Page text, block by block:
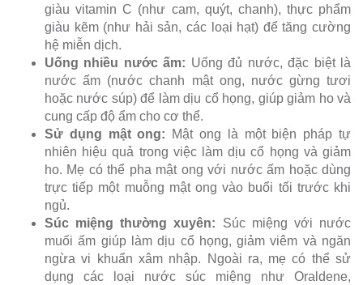
giàu vitamin C (như cam, quýt, chanh), thực phẩm
giàu kẽm (như hải sản, các loại hạt) để tăng cường
hệ miễn dịch.
Uống nhiều nước ấm: Uống đủ nước, đặc biệt là
nước ấm (nước chanh mật ong, nước gừng tươi
hoặc nước súp) để làm dịu cổ họng, giúp giảm ho và
cung cấp độ ẩm cho cơ thể.
Sử dụng mật ong: Mật ong là một biện pháp tự
nhiên hiệu quả trong việc làm dịu cổ họng và giảm
ho. Mẹ có thể pha mật ong với nước ấm hoặc dùng
trực tiếp một muỗng mật ong vào buổi tối trước khi
ngủ.
Súc miệng thường xuyên: Súc miệng với nước
muối ấm giúp làm dịu cổ họng, giảm viêm và ngăn
ngừa vi khuẩn xâm nhập. Ngoài ra, mẹ có thể sử
dụng các loại nước súc miệng như Oraldene,